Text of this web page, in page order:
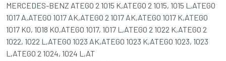
MERCEDES-BENZ ATEGO 2 1015 K,ATEGO 2 1015, 1015 L,ATEGO
1017 A,ATEGO 1017 AK,ATEGO 2 1017 AK,ATEGO 1017 K,ATEGO
1017 KO, 1018 KO,ATEGO 1017, 1017 L,ATEGO 2 1022 K,ATEGO 2
1022, 1022 L,ATEGO 1023 AK,ATEGO 1023 K,ATEGO 1023, 1023
L,ATEGO 2 1024, 1024 L,AT